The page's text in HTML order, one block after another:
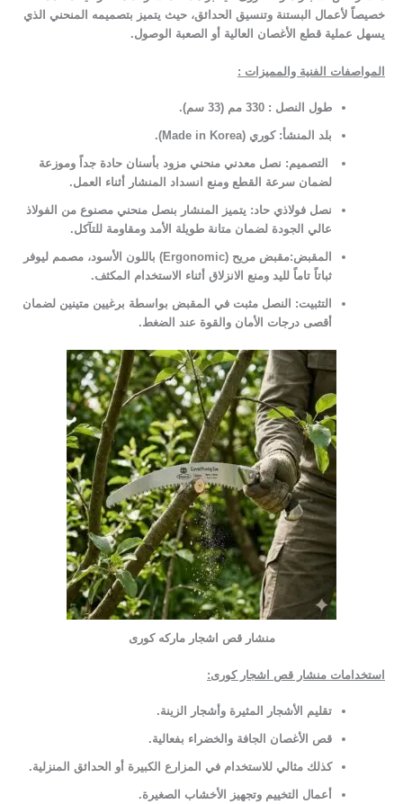
خصيصاً لأعمال البستنة وتنسيق الحدائق، حيث يتميز بتصميمه المنحني الذي
يسهل عملية قطع الأغصان العالية أو الصعبة الوصول.
المواصفات الفنية والمميزات :
طول النصل : 330 مم (33 سم) .
بلد المنشأ: كوري (Made in Korea).
التصميم: نصل معدني منحني مزود بأسنان حادة جداً وموزعة
لضمان سرعة القطع ومنع انسداد المنشار أثناء العمل.
نصل فولاذي حاد: يتميز المنشار بنصل منحني مصنوع من الفولاذ
عالي الجودة لضمان متانة طويلة الأمد ومقاومة للتآكل.
المقبض:مقبض مريح (Ergonomic)
باللون الأسود، مصمم ليوفر
ثباتاً تاماً لليد ومنع الانزلاق أثناء الاستخدام المكثف.
التثبيت: النصل مثبت في المقبض بواسطة برغيين متينين لضمان
أقصى درجات الأمان والقوة عند الضغط.
منشار قص اشجار ماركه كورى
استخدامات منشار قص اشجار كورى:
تقليم الأشجار المثيرة وأشجار الزينة.
قص الأغصان الجافة والخضراء بفعالية.
كذلك مثالي للاستخدام في المزارع الكبيرة أو الحدائق المنزلية.
أعمال التخييم وتجهيز الأخشاب الصغيرة.